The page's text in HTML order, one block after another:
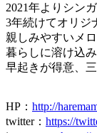
2021年よりシン
3年続けてオリジ
親しみやすいメ
暮らしに溶け込
早起きが得意、
HP ： http://
twitter： https://